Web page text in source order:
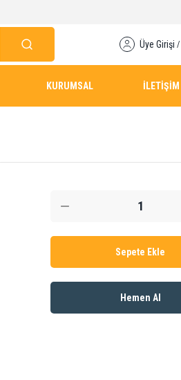
Üye Girişi /
KURUMSAL İLETİŞİM
Sepete Ekle
Hemen Al